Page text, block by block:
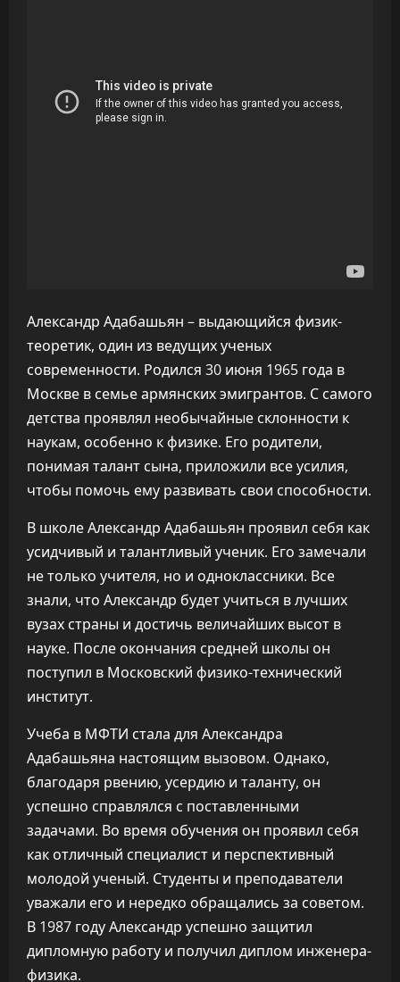
Александр Адабашьян – выдающийся физик-
теоретик, один из ведущих ученых
современности. Родился 30 июня 1965 года в
Москве в семье армянских эмигрантов. С самого
детства проявлял необычайные склонности к
наукам, особенно к физике. Его родители,
понимая талант сына, приложили все усилия,
чтобы помочь ему развивать свои способности.
В школе Александр Адабашьян проявил себя как
усидчивый и талантливый ученик. Его замечали
не только учителя, но и одноклассники. Все
знали, что Александр будет учиться в лучших
вузах страны и достичь величайших высот в
науке. После окончания средней школы он
поступил в Московский физико-технический
институт.
Учеба в МФТИ стала для Александра
Адабашьяна настоящим вызовом. Однако,
благодаря рвению, усердию и таланту, он
успешно справлялся с поставленными
задачами. Во время обучения он проявил себя
как отличный специалист и перспективный
молодой ученый. Студенты и преподаватели
уважали его и нередко обращались за советом.
В 1987 году Александр успешно защитил
дипломную работу и получил диплом инженера-
физика.